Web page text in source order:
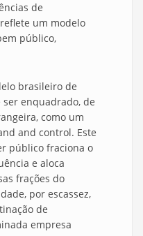
de
um modelo
público,
brasileiro de
enquadrado, de
como um
and control. Este
público fraciona o
e aloca
frações do
por escassez,
de
empresa